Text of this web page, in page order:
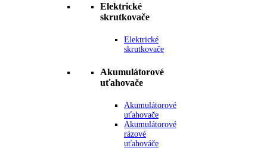
Elektrické
skrutkovače
Elektrické
skrutkovače
Akumulátorové
uťahovače
Akumulátorové
uťahovače
Akumulátorové
rázové
uťahováče